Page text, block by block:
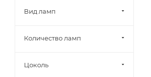
LD-Lighting (
Вид ламп
Количество ламп
Цоколь